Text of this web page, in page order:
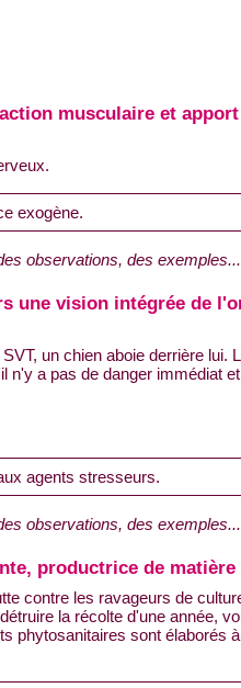
musculaire et
exogène.
observations, des exemples...
une vision intégrée de
un chien aboie derrière lui.
a pas de danger immédiat
agents stresseurs.
observations, des exemples...
productrice de
contre les ravageurs de
la récolte d'une année,
phytosanitaires sont élaborés